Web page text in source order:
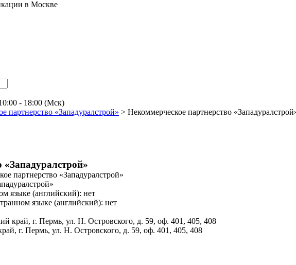
в Москве
- 18:00 (Мск)
партнерство «Западуралстрой» > Некоммерческое партнерство
«Западуралстрой»
партнерство «Западуралстрой»
языке (английский): нет
языке (английский): нет
край, г. Пермь, ул. Н. Островского, д. 59, оф. 401, 405, 408
г. Пермь, ул. Н. Островского, д. 59, оф. 401, 405, 408